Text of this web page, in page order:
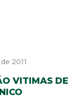
2011
VITIMAS DE